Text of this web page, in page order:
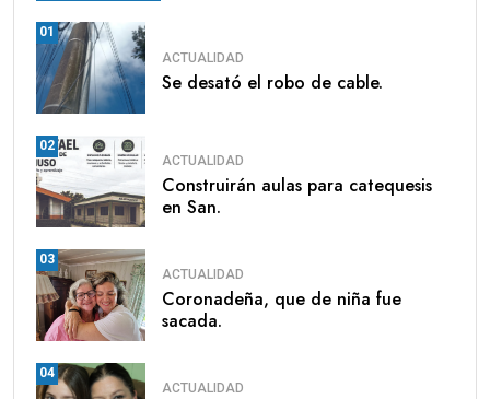
01
ACTUALIDAD
Se desató el robo de cable.
02
ACTUALIDAD
Construirán aulas para catequesis
en San.
03
ACTUALIDAD
Coronadeña, que de niña fue
sacada.
04
ACTUALIDAD